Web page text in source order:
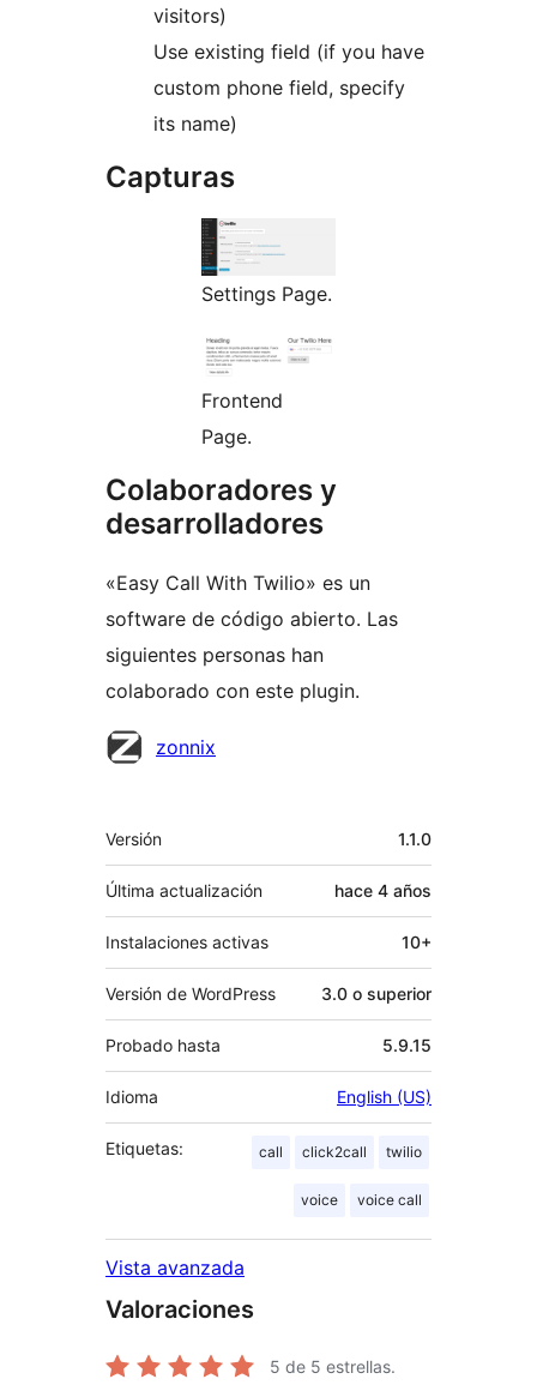
visitors)
Use existing field (if you have
custom phone field, specify
its name)
Capturas
Settings Page.
Frontend
Page.
Colaboradores y
desarrolladores
«Easy Call With Twilio» es un
software de código abierto. Las
siguientes personas han
colaborado con este plugin.
Colaboradores
zonnix
Meta
Versión 1.1.0
Última actualización hace 4 años
Instalaciones activas 10+
Versión de WordPress 3.0 o superior
Probado hasta 5.9.15
Idioma English (US)
Etiquetas: call click2call twilio
voice voice call
Vista avanzada
Valoraciones
5 de 5 estrellas.